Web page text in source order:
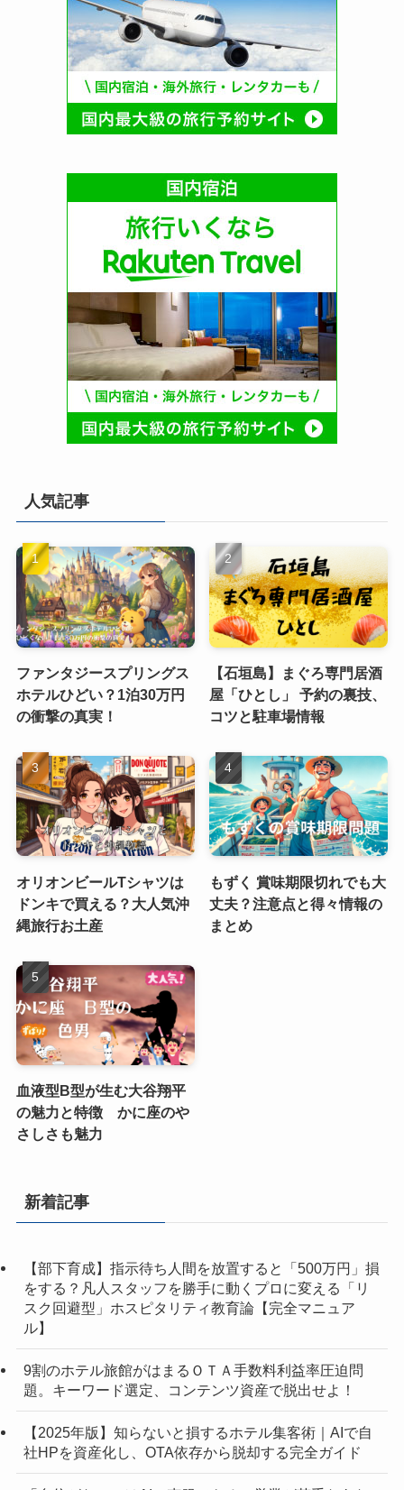
人気記事
ファンタジースプリングス
ホテルひどい？1泊30万円
の衝撃の真実！
【石垣島】まぐろ専門居酒
屋「ひとし」 予約の裏技、
コツと駐車場情報
オリオンビールTシャツは
ドンキで買える？大人気沖
縄旅行お土産
もずく 賞味期限切れでも大
丈夫？注意点と得々情報の
まとめ
血液型B型が生む大谷翔平
の魅力と特徴 かに座のや
さしさも魅力
新着記事
【部下育成】指示待ち人間を放置すると「500万円」損
をする？凡人スタッフを勝手に動くプロに変える「リ
スク回避型」ホスピタリティ教育論【完全マニュア
ル】
9割のホテル旅館がはまるＯＴＡ手数料利益率圧迫問
題。キーワード選定、コンテンツ資産で脱出せよ！
【2025年版】知らないと損するホテル集客術｜AIで自
社HPを資産化し、OTA依存から脱却する完全ガイド